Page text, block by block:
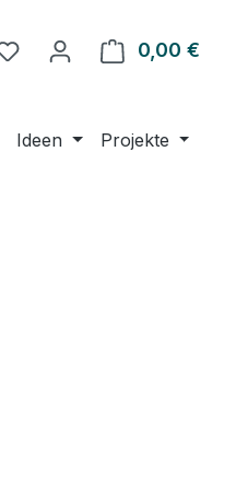
0,00 €
Ideen Projekte